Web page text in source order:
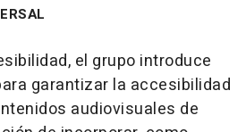
el grupo introduce
garantizar la accesibilidad
audiovisuales de